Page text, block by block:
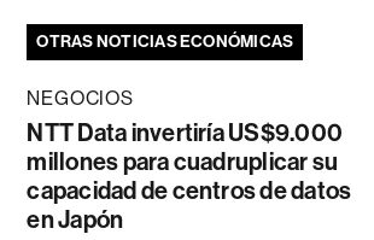
OTRAS NOTICIAS ECONÓMICAS
NEGOCIOS
NTT Data invertiría US$9.000
millones para cuadruplicar su
capacidad de centros de datos
en Japón